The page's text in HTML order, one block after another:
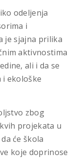
odeljenja
i
je sjajna prilika
aktivnostima
ali i da se
i ekološke
zbog
projekata u
će škola
koje doprinose